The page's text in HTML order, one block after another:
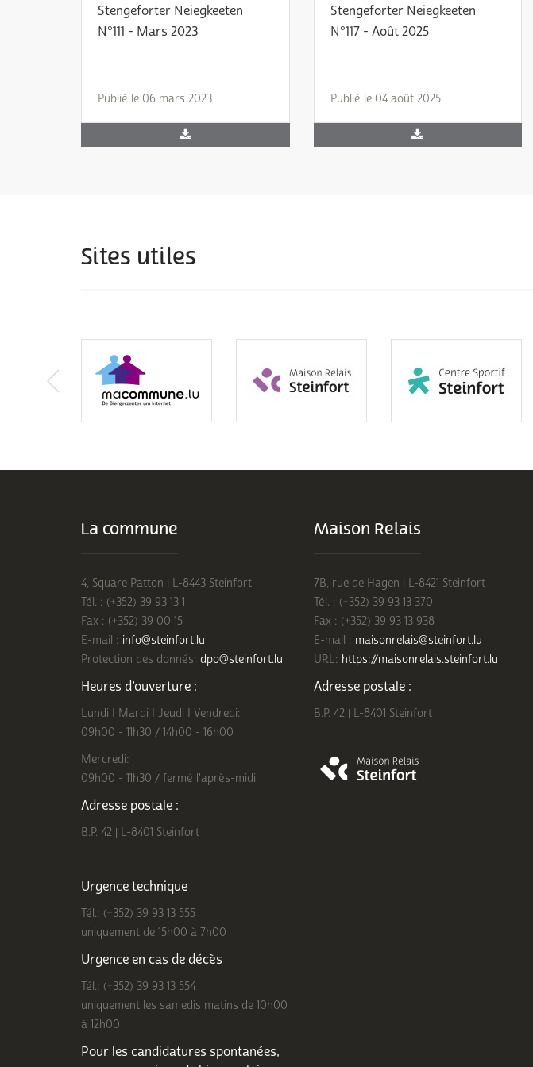
Stengeforter Neiegkeeten
N°111 - Mars 2023
Publié le 06 mars 2023
Stengeforter Neiegkeeten
N°117 - Août 2025
Publié le 04 août 2025
Sites utiles
La commune
4, Square Patton | L-8443 Steinfort
Tél. : (+352) 39 93 13 1
Fax : (+352) 39 00 15
E-mail : info@steinfort.lu
Protection des donnés: dpo@steinfort.lu
Heures d’ouverture :
Lundi I Mardi I Jeudi I Vendredi:
09h00 - 11h30 / 14h00 - 16h00
Mercredi:
09h00 - 11h30 / fermé l'après-midi
Adresse postale :
B.P. 42 | L-8401 Steinfort
Urgence technique
Tél.: (+352) 39 93 13 555
uniquement de 15h00 à 7h00
Urgence en cas de décès
Tél.: (+352) 39 93 13 554
uniquement les samedis matins de 10h00
à 12h00
Pour les candidatures spontanées,
Maison Relais
7B, rue de Hagen | L-8421 Steinfort
Tél. : (+352) 39 93 13 370
Fax : (+352) 39 93 13 938
E-mail : maisonrelais@steinfort.lu
URL: https://maisonrelais.steinfort.lu
Adresse postale :
B.P. 42 | L-8401 Steinfort